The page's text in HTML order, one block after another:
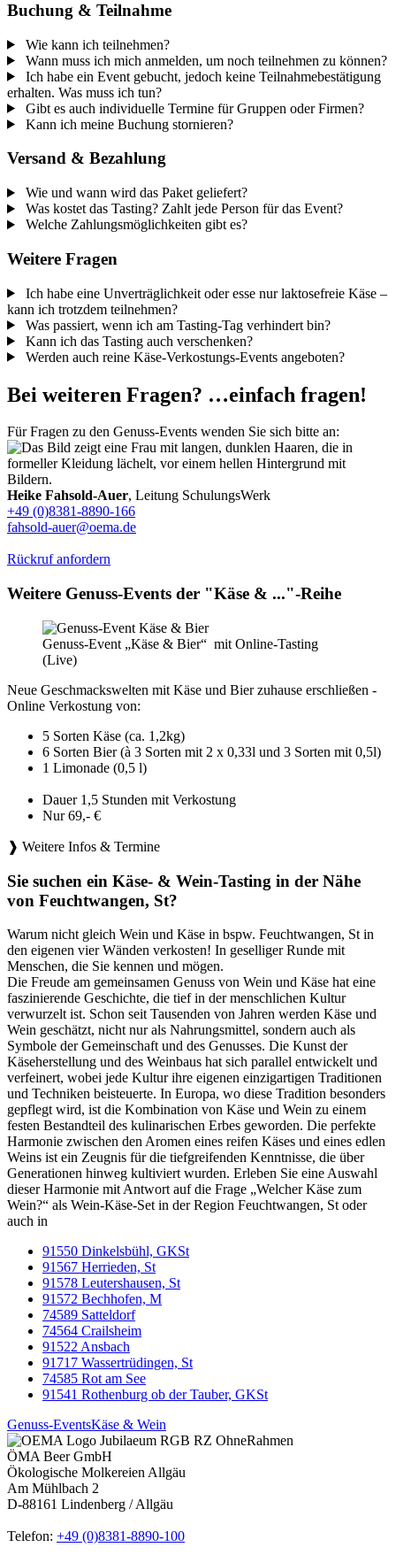
Buchung & Teilnahme
Wie kann ich teilnehmen?
Wann muss ich mich anmelden, um noch teilnehmen zu können?
Ich habe ein Event gebucht, jedoch keine Teilnahmebestätigung
erhalten. Was muss ich tun?
Gibt es auch individuelle Termine für Gruppen oder Firmen?
Kann ich meine Buchung stornieren?
Versand & Bezahlung
Wie und wann wird das Paket geliefert?
Was kostet das Tasting? Zahlt jede Person für das Event?
Welche Zahlungsmöglichkeiten gibt es?
Weitere Fragen
Ich habe eine Unverträglichkeit oder esse nur laktosefreie Käse –
kann ich trotzdem teilnehmen?
Was passiert, wenn ich am Tasting-Tag verhindert bin?
Kann ich das Tasting auch verschenken?
Werden auch reine Käse-Verkostungs-Events angeboten?
Bei weiteren Fragen? …einfach fragen!
Für Fragen zu den Genuss-Events wenden Sie sich bitte an:
Heike Fahsold-Auer, Leitung SchulungsWerk
+49 (0)8381-8890-166
fahsold-auer@oema.de
Rückruf anfordern
Weitere Genuss-Events der "Käse & ..."-Reihe
Genuss-Event „Käse & Bier“ mit Online-Tasting
(Live)
Neue Geschmackswelten mit Käse und Bier zuhause erschließen -
Online Verkostung von:
5 Sorten Käse (ca. 1,2kg)
6 Sorten Bier (à 3 Sorten mit 2 x 0,33l und 3 Sorten mit 0,5l)
1 Limonade (0,5 l)
Dauer 1,5 Stunden mit Verkostung
Nur 69,- €
❱ Weitere Infos & Termine
Sie suchen ein Käse- & Wein-Tasting in der Nähe
von Feuchtwangen, St?
Warum nicht gleich Wein und Käse in bspw. Feuchtwangen, St in
den eigenen vier Wänden verkosten! In geselliger Runde mit
Menschen, die Sie kennen und mögen.
Die Freude am gemeinsamen Genuss von Wein und Käse hat eine
faszinierende Geschichte, die tief in der menschlichen Kultur
verwurzelt ist. Schon seit Tausenden von Jahren werden Käse und
Wein geschätzt, nicht nur als Nahrungsmittel, sondern auch als
Symbole der Gemeinschaft und des Genusses. Die Kunst der
Käseherstellung und des Weinbaus hat sich parallel entwickelt und
verfeinert, wobei jede Kultur ihre eigenen einzigartigen Traditionen
und Techniken beisteuerte. In Europa, wo diese Tradition besonders
gepflegt wird, ist die Kombination von Käse und Wein zu einem
festen Bestandteil des kulinarischen Erbes geworden. Die perfekte
Harmonie zwischen den Aromen eines reifen Käses und eines edlen
Weins ist ein Zeugnis für die tiefgreifenden Kenntnisse, die über
Generationen hinweg kultiviert wurden. Erleben Sie eine Auswahl
dieser Harmonie mit Antwort auf die Frage „Welcher Käse zum
Wein?“ als Wein-Käse-Set in der Region Feuchtwangen, St oder
auch in
91550 Dinkelsbühl, GKSt
91567 Herrieden, St
91578 Leutershausen, St
91572 Bechhofen, M
74589 Satteldorf
74564 Crailsheim
91522 Ansbach
91717 Wassertrüdingen, St
74585 Rot am See
91541 Rothenburg ob der Tauber, GKSt
Genuss-EventsKäse & Wein
ÖMA Beer GmbH
Ökologische Molkereien Allgäu
Am Mühlbach 2
D-88161 Lindenberg / Allgäu
Telefon: +49 (0)8381-8890-100